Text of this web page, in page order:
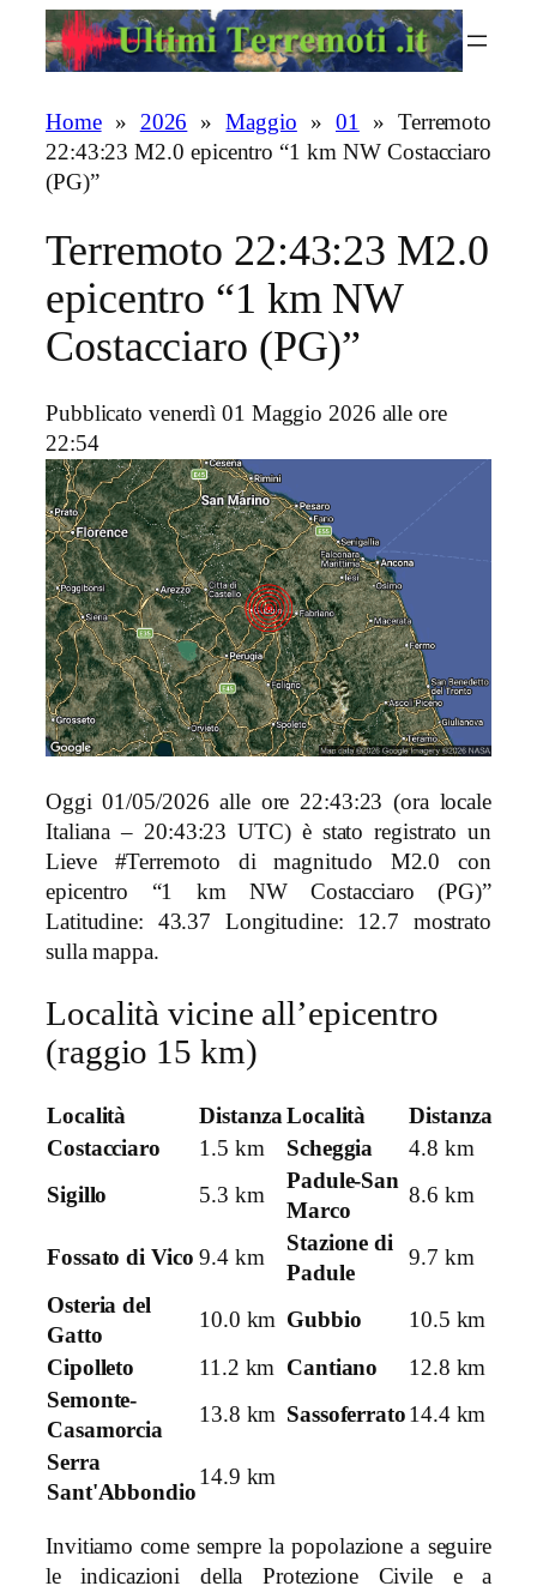
Home» 2026 »Maggio » 01 » Terremoto
22:43:23 M2.0 epicentro “1 km NW Costacciaro
(PG)”
Terremoto 22:43:23 M2.0
epicentro “1 km NW
Costacciaro (PG)”
Pubblicato venerdì 01 Maggio 2026 alle ore
22:54
Oggi 01/05/2026 alle ore 22:43:23 (ora locale
Italiana – 20:43:23 UTC) è stato registrato un
Lieve #Terremoto di magnitudo M2.0 con
epicentro “1 km NW Costacciaro (PG)”
Latitudine: 43.37 Longitudine: 12.7 mostrato
sulla mappa.
Località vicine all’epicentro
(raggio 15 km)
Località DistanzaLocalità
Distanza
Costacciaro
1.5 km Scheggia
4.8 km
Sigillo
5.3 km
Padule-San
Marco
8.6 km
Fossato di Vico 9.4 km
Stazione di
Padule
9.7 km
Osteria del
Gatto
10.0 km Gubbio
10.5 km
Cipolleto
11.2 km Cantiano
12.8 km
Semonte-
Casamorcia
13.8 km Sassoferrato 14.4 km
Serra
Sant'Abbondio
14.9 km
Invitiamo come sempre la popolazione a seguire
le indicazioni della Protezione Civile e a